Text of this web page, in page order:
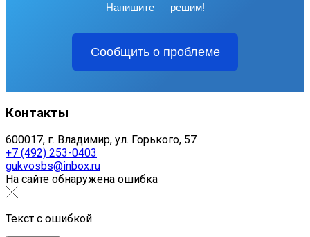
Напишите — решим!
Сообщить о проблеме
Контакты
600017, г. Владимир, ул. Горького, 57
+7 (492) 253-0403
gukvosbs@inbox.ru
На сайте обнаружена ошибка
Текст с ошибкой